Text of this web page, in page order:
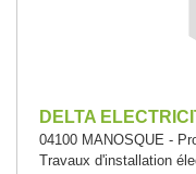
DELTA
04100 MANOSQUE -
Travaux d'installation